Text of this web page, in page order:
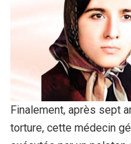
Finalement, après sept
torture, cette médecin